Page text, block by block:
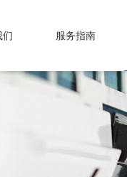
们 服务指南